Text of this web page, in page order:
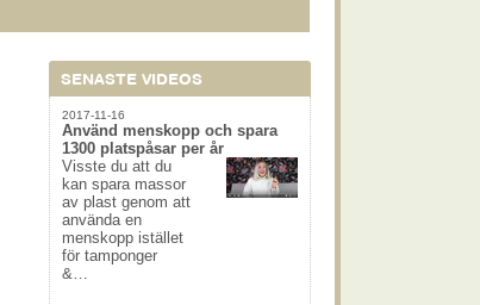
SENASTE VIDEOS
2017-11-16
Använd menskopp och spara
1300 platspåsar per år
Visste du att du
kan spara massor
av plast genom att
använda en
menskopp istället
för tamponger
&…